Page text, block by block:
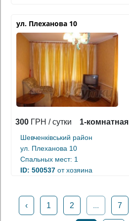
ул. Плеханова 10
300 ГРН / сутки 1-комнатная
Шевченківський район
ул. Плеханова 10
Спальных мест: 1
ID: 500537 от хозяина
‹ 1 2 ... 7